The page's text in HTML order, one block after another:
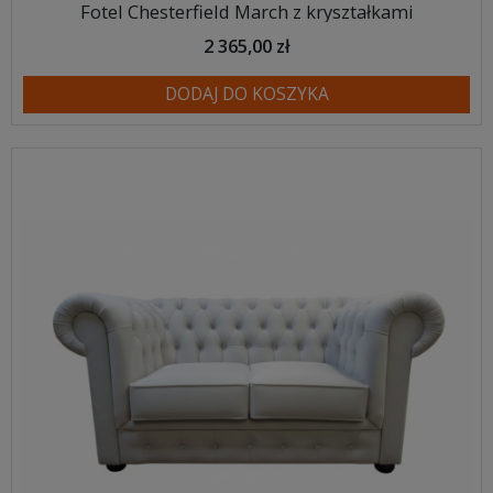
Fotel Chesterfield March z kryształkami
2 365,00 zł
DODAJ DO KOSZYKA